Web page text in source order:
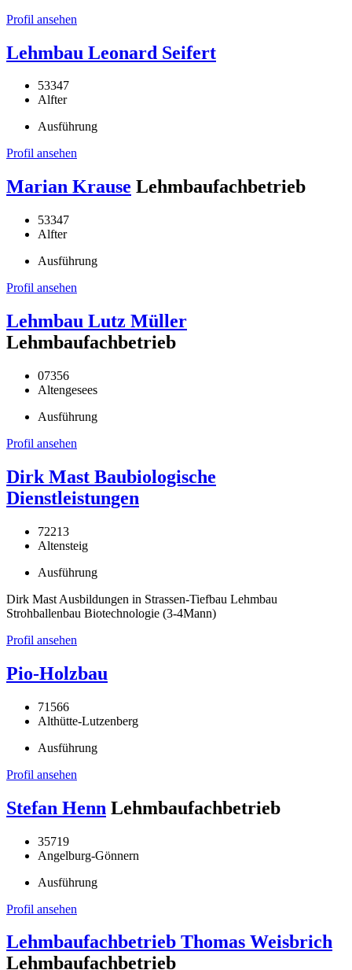
Profil ansehen
Lehmbau Leonard Seifert
53347
Alfter
Ausführung
Profil ansehen
Marian Krause Lehmbaufachbetrieb
53347
Alfter
Ausführung
Profil ansehen
Lehmbau Lutz Müller
Lehmbaufachbetrieb
07356
Altengesees
Ausführung
Profil ansehen
Dirk Mast Baubiologische
Dienstleistungen
72213
Altensteig
Ausführung
Dirk Mast Ausbildungen in Strassen-Tiefbau Lehmbau
Strohballenbau Biotechnologie (3-4Mann)
Profil ansehen
Pio-Holzbau
71566
Althütte-Lutzenberg
Ausführung
Profil ansehen
Stefan Henn Lehmbaufachbetrieb
35719
Angelburg-Gönnern
Ausführung
Profil ansehen
Lehmbaufachbetrieb Thomas Weisbrich
Lehmbaufachbetrieb